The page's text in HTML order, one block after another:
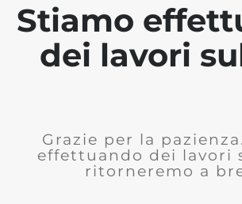
Stiamo
dei lavori
Grazie per la
effettuando dei lavori
ritorneremo a